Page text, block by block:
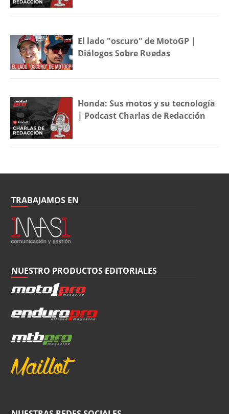
El lado "oscuro" de MotoGP |
Diálogos Sobre Ruedas
Honda: Sus motos y su tecnología
| Podcast Charlas de Redacción
TRABAJAMOS EN
NUESTRO PRODUCTOS EDITORIALES